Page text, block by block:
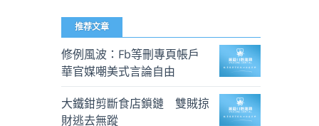
推荐文章
修例風波：Fb等刪專頁帳戶
華官媒嘲美式言論自由
大鐵鉗剪斷食店鎖鏈 雙賊掠
財逃去無蹤